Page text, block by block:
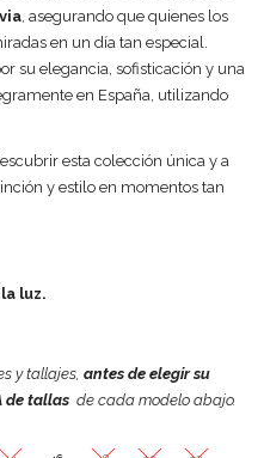
, asegurando que quienes los
en un día tan especial.
su elegancia, sofisticación y una
en España, utilizando
esta colección única y a
y estilo en momentos tan
luz.
y tallajes,antes de elegir su
de tallas de cada modelo abajo.